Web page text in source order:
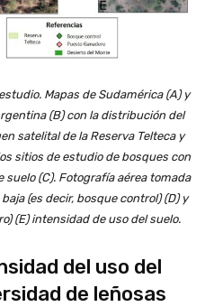
Mapas de Sudamérica (A) y
(B) con la distribución del
satelital de la Reserva Telteca y
sitios de estudio de bosques con
(C). Fotografía aérea tomada
(es decir, bosque control) (D) y
(E) intensidad de uso del suelo.
del uso del
de leñosas